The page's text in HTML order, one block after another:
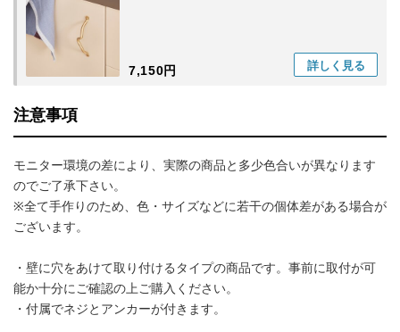
7,150円 詳しく 見る
注意事項
モニター環境の差により、実際の商品と多少色合いが異なります
のでご了承下さい。
※全て手作りのため、色・サイズなどに若干の個体差がある場合が
ございます。
・壁に穴をあけて取り付けるタイプの商品です。事前に取付が可
能か十分にご確認の上ご購入ください。
・付属でネジとアンカーが付きます。